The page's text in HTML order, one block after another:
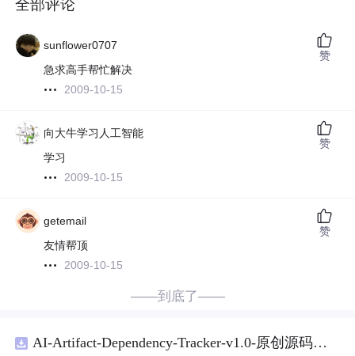
全部评论
sunflower0707
急求高手帮忙解决
2009-10-15
赞
向大牛学习人工智能
学习
2009-10-15
赞
getemail
友情帮顶
2009-10-15
赞
——到底了——
AI-Artifact-Dependency-Tracker-v1.0-原创源码与文档.zip